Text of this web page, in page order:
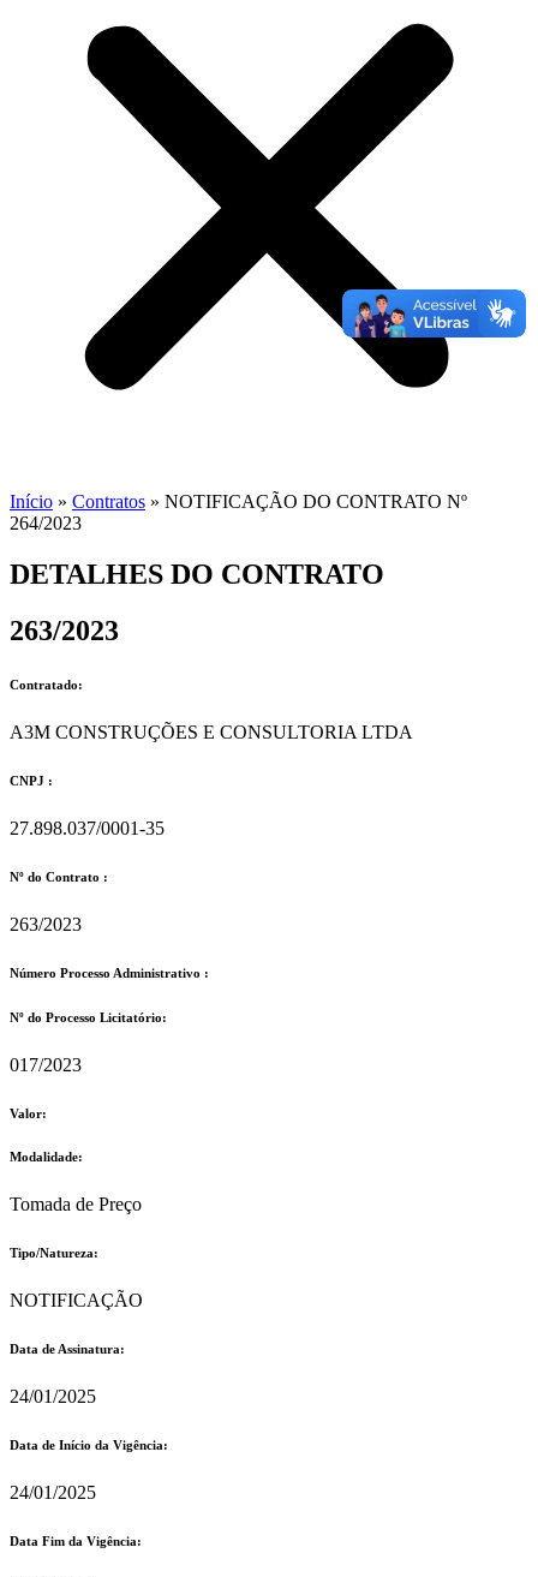
Início » Contratos » NOTIFICAÇÃO DO CONTRATO Nº
264/2023
DETALHES DO CONTRATO​
263/2023
Contratado:
A3M CONSTRUÇÕES E CONSULTORIA LTDA
CNPJ :
27.898.037/0001-35
Nº do Contrato :
263/2023
Número Processo Administrativo :
Nº do Processo Licitatório:
017/2023
Valor:
Modalidade:
Tomada de Preço
Tipo/Natureza:
NOTIFICAÇÃO
Data de Assinatura:
24/01/2025
Data de Início da Vigência:
24/01/2025
Data Fim da Vigência: